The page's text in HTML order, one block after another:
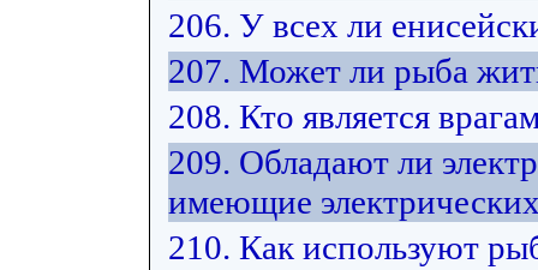
206. У всех ли
207. Может ли рыба
208. Кто является
209. Обладают ли
имеющие
210. Как используют